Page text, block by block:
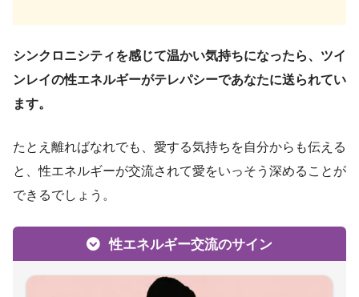
シンクロニシティを感じて温かい気持ちになったら、ツイ
ンレイの性エネルギーがテレパシーであなたに送られてい
ます。
たとえ離ればなれでも、愛する気持ちを自分からも伝える
と、性エネルギーが交流されて愛をいっそう深めることが
できるでしょう。
性エネルギー交流のサイン